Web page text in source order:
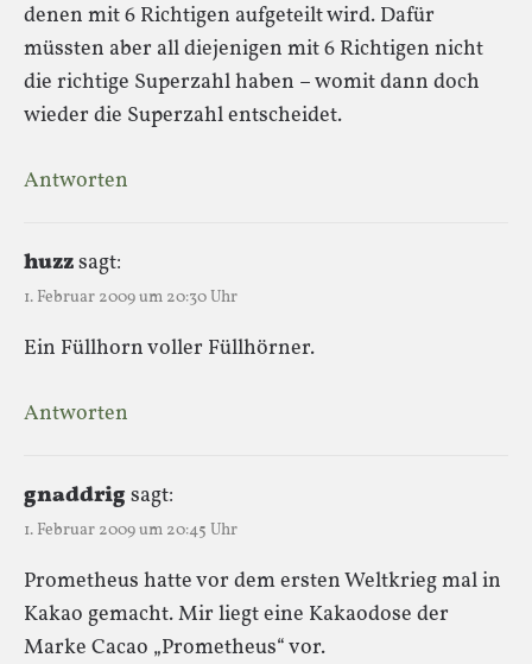
denen mit 6 Richtigen aufgeteilt wird. Dafür
müssten aber all diejenigen mit 6 Richtigen nicht
die richtige Superzahl haben – womit dann doch
wieder die Superzahl entscheidet.
Antworten
huzzsagt:
1. Februar 2009 um 20:30 Uhr
Ein Füllhorn voller Füllhörner.
Antworten
gnaddrigsagt:
1. Februar 2009 um 20:45 Uhr
Prometheus hatte vor dem ersten Weltkrieg mal in
Kakao gemacht. Mir liegt eine Kakaodose der
Marke Cacao „Prometheus“ vor.